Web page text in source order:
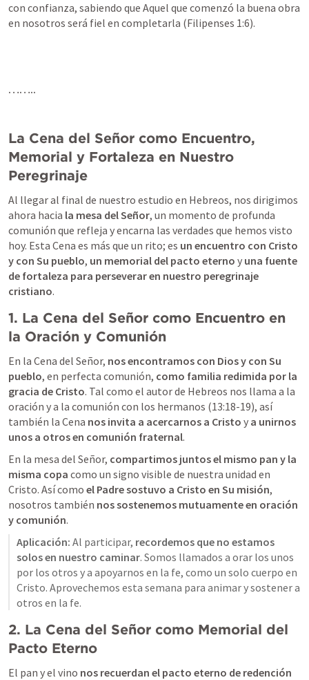
con confianza, sabiendo que Aquel que comenzó la buena obra
en nosotros será fiel en completarla (Filipenses 1:6).
……..
La Cena del Señor como Encuentro,
Memorial y Fortaleza en Nuestro
Peregrinaje
Al llegar al final de nuestro estudio en Hebreos, nos dirigimos
ahora hacia la mesa del Señor, un momento de profunda
comunión que refleja y encarna las verdades que hemos visto
hoy. Esta Cena es más que un rito; es un encuentro con Cristo
y con Su pueblo, un memorial del pacto eterno y una fuente
de fortaleza para perseverar en nuestro peregrinaje
cristiano.
1. La Cena del Señor como Encuentro en
la Oración y Comunión
En la Cena del Señor, nos encontramos con Dios y con Su
pueblo, en perfecta comunión, como familia redimida por la
gracia de Cristo. Tal como el autor de Hebreos nos llama a la
oración y a la comunión con los hermanos (13:18-19), así
también la Cena nos invita a acercarnos a Cristo y a unirnos
unos a otros en comunión fraternal.
En la mesa del Señor, compartimos juntos el mismo pan y la
misma copa como un signo visible de nuestra unidad en
Cristo. Así como el Padre sostuvo a Cristo en Su misión,
nosotros también nos sostenemos mutuamente en oración
y comunión.
Aplicación: Al participar, recordemos que no estamos
solos en nuestro caminar. Somos llamados a orar los unos
por los otros y a apoyarnos en la fe, como un solo cuerpo en
Cristo. Aprovechemos esta semana para animar y sostener a
2. La Cena del Señor como Memorial del
Pacto Eterno
El pan y el vino nos recuerdan el pacto eterno de redención